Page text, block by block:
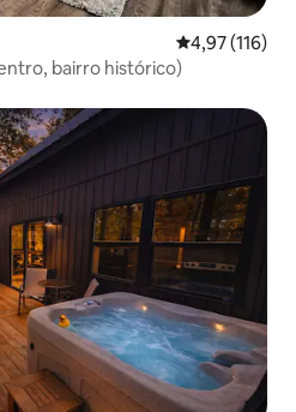
Classificação
4,97 (116)
bairro histórico)